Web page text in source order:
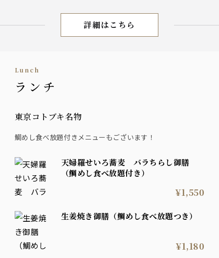
ドリンク
詳細はこちら
lunch
ランチ
東京コトブキ名物
鯛めし食べ放題付きメニューもございます！
天婦羅せいろ蕎麦 バラちらし御膳
（鯛めし食べ放題付き）
¥1,550
生姜焼き御膳（鯛めし食べ放題つき）
¥1,180